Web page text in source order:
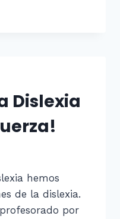
Dislexia
hemos
de la dislexia.
por